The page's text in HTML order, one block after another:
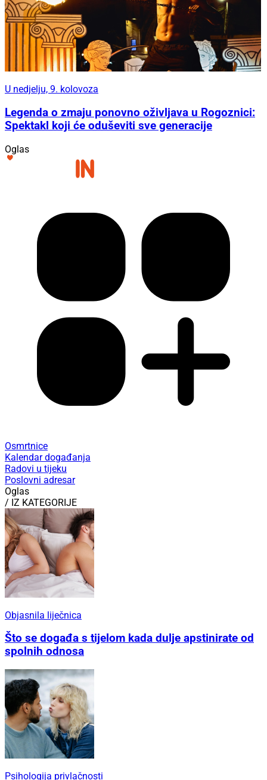
U nedjelju, 9. kolovoza
Legenda o zmaju ponovno oživljava u Rogoznici:
Spektakl koji će oduševiti sve generacije
Oglas
Osmrtnice
Kalendar događanja
Radovi u tijeku
Poslovni adresar
Oglas
/ IZ KATEGORIJE
Objasnila liječnica
Što se događa s tijelom kada dulje apstinirate od
spolnih odnosa
Psihologija privlačnosti